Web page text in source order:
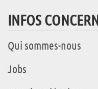
INFOS
Qui sommes-nous
Jobs